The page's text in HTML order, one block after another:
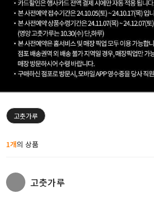
고춧가루
1개의 상품
고춧가루